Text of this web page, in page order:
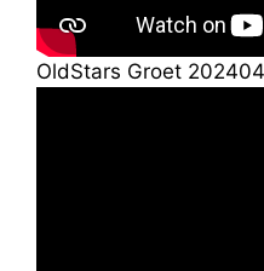
OldStars Groet